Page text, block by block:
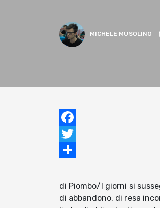
MICHELE MUSOLINO
Facebook
Twitter
di Piombo/I giorni si
di abbandono, di resa